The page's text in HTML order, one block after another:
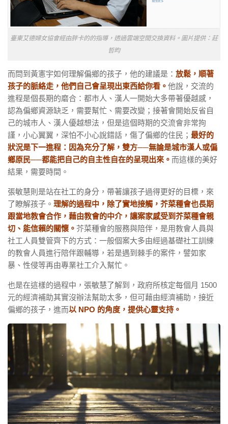
臺東艾德婦女協會經由胖卡的的指導，透過雲端空間交換資料。圖片提供：莊
哲昀
而問到黃憲宇如何理解偏鄉的孩子，他的建議是： 放鬆，順著
孩子的脈絡走，他們自己會呈現出東西給你看。 他說，交流的
進程是個長期的磨合：都市人、漢人一開始大多帶著優越感，
認為偏鄉資源缺乏，需要幫忙、需要改變；接著會開始反省自
己的城市人、漢人優越想法，但是這個時期的交流會非常拘
謹，小心翼翼，深怕不小心說錯話，傷了偏鄉的住民； 最好的
狀況是下一進程：因為充分了解，雙方──無論是城市漢人或偏
鄉原民──都能把自己的自主性自在的呈現出來。 而這樣的美好
結果，需要時間。
張敏慧則是站在社工的身分，帶著讓孩子過得更好的目標，來
了瞭解孩子。 理解的過程中，除了實地接觸，芥菜種會也長期
跟當地教會合作，藉由教會的中介，讓案家感受到芥菜種會親
切、能信賴的關懷。 芥菜種會的服務與陪伴，是用教會人員與
社工人員雙管齊下的方式：一般個案大多由經過基礎社工訓練
的教會人員進行陪伴跟輔導，若是遇到棘手的案件，譬如家
暴、性侵等再由專業社工介入幫忙。
也是在這樣的過程中，張敏慧了解到，政府所核定每個月 1500
元的經濟補助其實沒辦法幫助太多，但可藉由經濟補助，接近
偏鄉的孩子，進而以 NPO 的角度，提供心靈支持。